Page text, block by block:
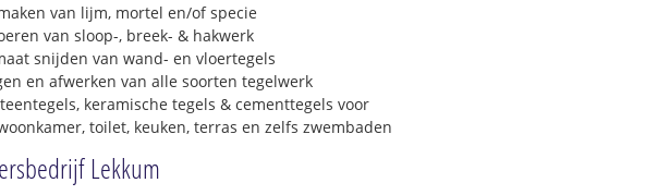
van lijm, mortel en/of specie
van sloop-, breek- & hakwerk
snijden van wand- en vloertegels
en afwerken van alle soorten tegelwerk
keramische tegels & cementtegels voor
toilet, keuken, terras en zelfs zwembaden
Lekkum